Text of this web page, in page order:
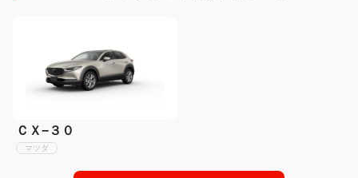
ＣＸ−３０
マツダ